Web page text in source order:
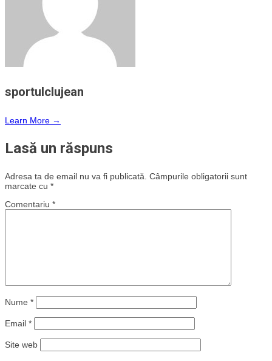
sportulclujean
Learn More →
Lasă un răspuns
Adresa ta de email nu va fi publicată. Câmpurile obligatorii sunt
marcate cu *
Comentariu *
Nume *
Email *
Site web